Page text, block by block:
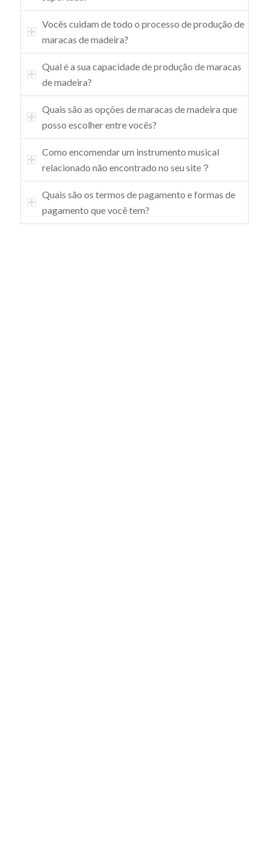
Vocês cuidam de todo o processo de produção de
maracas de madeira?
Qual é a sua capacidade de produção de maracas
de madeira?
Quais são as opções de maracas de madeira que
posso escolher entre vocês?
Como encomendar um instrumento musical
relacionado não encontrado no seu site？
Quais são os termos de pagamento e formas de
pagamento que você tem?